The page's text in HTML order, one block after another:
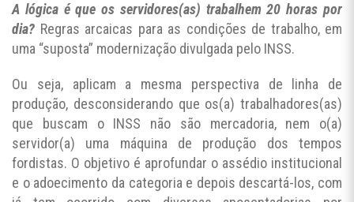
A lógica é que os servidores(as) trabalhem 20 horas por
dia? Regras arcaicas para as condições de trabalho, em
uma “suposta” modernização divulgada pelo INSS.
Ou seja, aplicam a mesma perspectiva de linha de
produção, desconsiderando que os(a) trabalhadores(as)
que buscam o INSS não são mercadoria, nem o(a)
servidor(a) uma máquina de produção dos tempos
fordistas. O objetivo é aprofundar o assédio institucional
e o adoecimento da categoria e depois descartá-los, com